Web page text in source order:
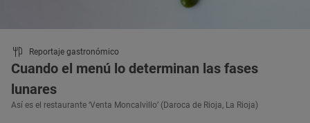
Reportaje gastronómico
Cuando el menú lo determinan las fases
lunares
Así es el restaurante ‘Venta Moncalvillo’ (Daroca de Rioja, La Rioja)